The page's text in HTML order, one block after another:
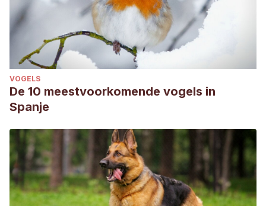
VOGELS
De 10 meestvoorkomende vogels in
Spanje